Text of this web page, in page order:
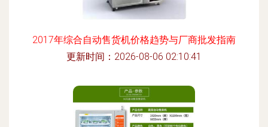
2017年综合自动售货机价格趋势与厂商批发指南
更新时间：2026-08-06 02:10:41